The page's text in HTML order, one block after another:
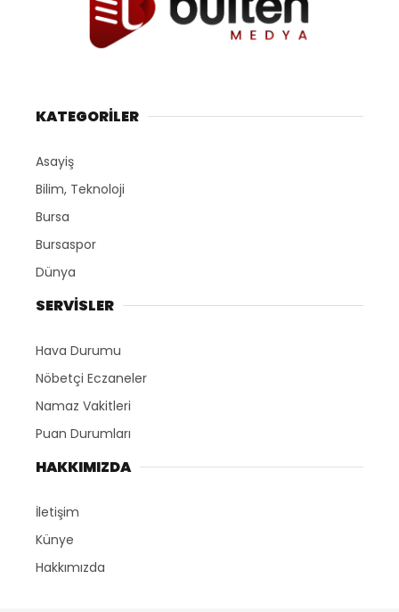
KATEGORİLER
Asayiş
Bilim, Teknoloji
Bursa
Bursaspor
Dünya
SERVİSLER
Hava Durumu
Nöbetçi Eczaneler
Namaz Vakitleri
Puan Durumları
HAKKIMIZDA
İletişim
Künye
Hakkımızda